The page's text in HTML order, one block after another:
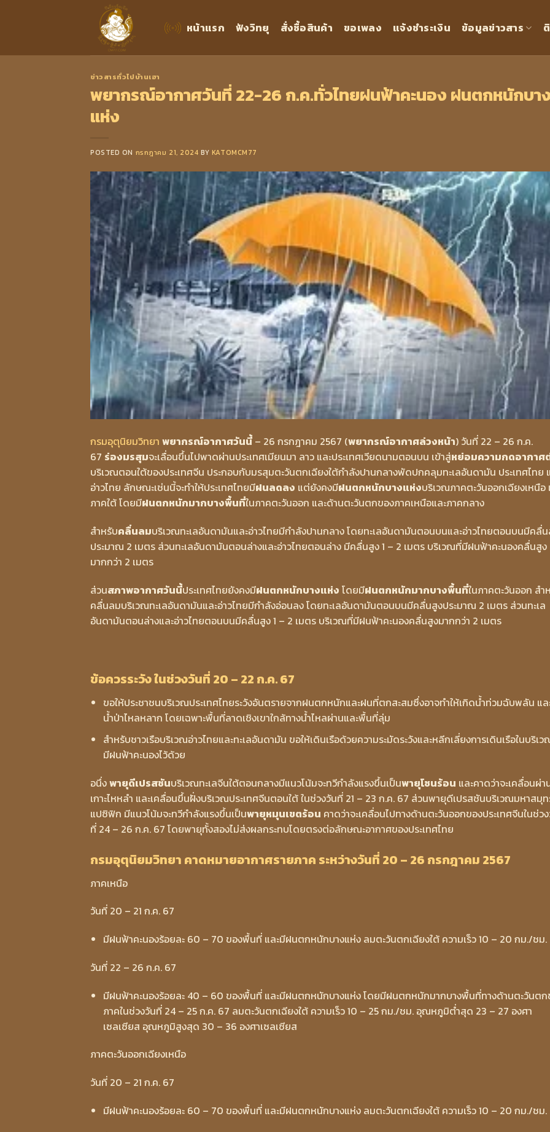
หน้าแรก ฟังวิทยุ สั่งซื้อสินค้า ขอเพลง แจ้งชำระเงิน ข้อมูลข่าวสาร
ข่าวสารทั่วไปบ้านเฮา
พยากรณ์อากาศวันที่ 22-26 ก.ค.ทั่วไทยฝนฟ้าคะนอง ฝนตกหนักบา
แห่ง
POSTED ON กรกฎาคม 21, 2024 BY KATOMCM77
กรมอุตุนิยมวิทยา พยากรณ์อากาศวันนี้ – 26 กรกฎาคม 2567 (พยากรณ์อากาศล่วงหน้า) วันที่ 22 – 26 ก.ค.
67 ร่องมรสุมจะเลื่อนขึ้นไปพาดผ่านประเทศเมียนมา ลาว และประเทศเวียดนามตอนบน เข้าสู่หย่อมความกดอากาศ
บริเวณตอนใต้ของประเทศจีน ประกอบกับมรสุมตะวันตกเฉียงใต้กำลังปานกลางพัดปกคลุมทะเลอันดามัน ประเทศไทย
อ่าวไทย ลักษณะเช่นนี้จะทำให้ประเทศไทยมีฝนลดลง แต่ยังคงมีฝนตกหนักบางแห่งบริเวณภาคตะวันออกเฉียงเหนือ
ภาคใต้ โดยมีฝนตกหนักมากบางพื้นที่ในภาคตะวันออก และด้านตะวันตกของภาคเหนือและภาคกลาง
สำหรับคลื่นลมบริเวณทะเลอันดามันและอ่าวไทยมีกำลังปานกลาง โดยทะเลอันดามันตอนบนและอ่าวไทยตอนบนมีคลื่
ประมาณ 2 เมตร ส่วนทะเลอันดามันตอนล่างและอ่าวไทยตอนล่าง มีคลื่นสูง 1 – 2 เมตร บริเวณที่มีฝนฟ้าคะนองคลื่นสูง
มากกว่า 2 เมตร
ส่วนสภาพอากาศวันนี้ประเทศไทยยังคงมีฝนตกหนักบางแห่ง โดยมีฝนตกหนักมากบางพื้นที่ในภาคตะวันออก สำ
คลื่นลมบริเวณทะเลอันดามันและอ่าวไทยมีกำลังอ่อนลง โดยทะเลอันดามันตอนบนมีคลื่นสูงประมาณ 2 เมตร ส่วนทะเล
อันดามันตอนล่างและอ่าวไทยตอนบนมีคลื่นสูง 1 – 2 เมตร บริเวณที่มีฝนฟ้าคะนองคลื่นสูงมากกว่า 2 เมตร
ข้อควรระวัง ในช่วงวันที่ 20 – 22 ก.ค. 67
ขอให้ประชาชนบริเวณประเทศไทยระวังอันตรายจากฝนตกหนักและฝนที่ตกสะสมซึ่งอาจทำให้เกิดน้ำท่วมฉับพลัน แล
น้ำป่าไหลหลาก โดยเฉพาะพื้นที่ลาดเชิงเขาใกล้ทางน้ำไหลผ่านและพื้นที่ลุ่ม
สำหรับชาวเรือบริเวณอ่าวไทยและทะเลอันดามัน ขอให้เดินเรือด้วยความระมัดระวังและหลีกเลี่ยงการเดินเรือในบริเ
มีฝนฟ้าคะนองไว้ด้วย
อนึ่งพายุดีเปรสชันบริเวณทะเลจีนใต้ตอนกลางมีแนวโน้มจะทวีกำลังแรงขึ้นเป็นพายุโซนร้อน และคาดว่าจะเคลื่อนผ่า
เกาะไหหลำ และเคลื่อนขึ้นฝั่งบริเวณประเทศจีนตอนใต้ ในช่วงวันที่ 21 – 23 ก.ค. 67 ส่วนพายุดีเปรสชันบริเวณมหาสมุ
แปซิฟิก มีแนวโน้มจะทวีกำลังแรงขึ้นเป็นพายุหมุนเขตร้อน คาดว่าจะเคลื่อนไปทางด้านตะวันออกของประเทศจีนในช่ว
ที่ 24 – 26 ก.ค. 67 โดยพายุทั้งสองไม่ส่งผลกระทบโดยตรงต่อลักษณะอากาศของประเทศไทย
กรมอุตุนิยมวิทยา คาดหมายอากาศรายภาค ระหว่างวันที่ 20 – 26 กรกฎาคม 2567
ภาคเหนือ
วันที่ 20 – 21 ก.ค. 67
มีฝนฟ้าคะนองร้อยละ 60 – 70 ของพื้นที่ และมีฝนตกหนักบางแห่ง ลมตะวันตกเฉียงใต้ ความเร็ว 10 – 20 กม./ชม.
วันที่ 22 – 26 ก.ค. 67
มีฝนฟ้าคะนองร้อยละ 40 – 60 ของพื้นที่ และมีฝนตกหนักบางแห่ง โดยมีฝนตกหนักมากบางพื้นที่ทางด้านตะวันตก
ภาคในช่วงวันที่ 24 – 25 ก.ค. 67 ลมตะวันตกเฉียงใต้ ความเร็ว 10 – 25 กม./ชม. อุณหภูมิต่ำสุด 23 – 27 องศา
เซลเซียส อุณหภูมิสูงสุด 30 – 36 องศาเซลเซียส
ภาคตะวันออกเฉียงเหนือ
วันที่ 20 – 21 ก.ค. 67
มีฝนฟ้าคะนองร้อยละ 60 – 70 ของพื้นที่ และมีฝนตกหนักบางแห่ง ลมตะวันตกเฉียงใต้ ความเร็ว 10 – 20 กม./ชม.